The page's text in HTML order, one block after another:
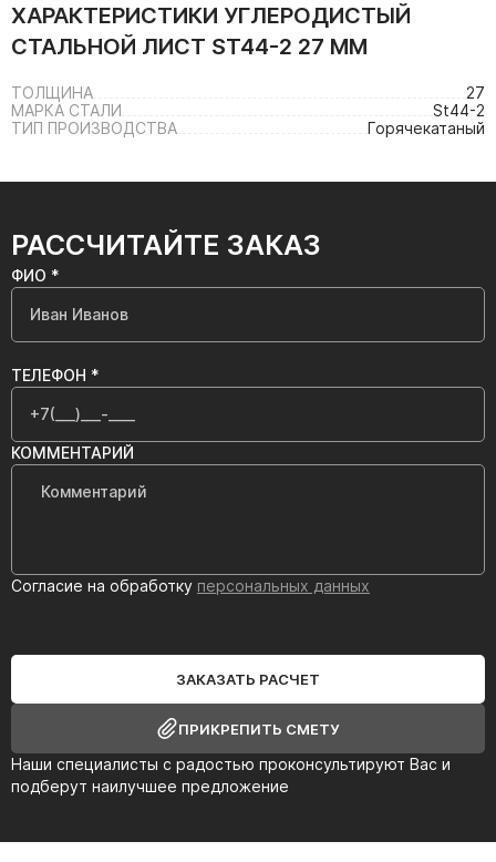
ХАРАКТЕРИСТИКИ УГЛЕРОДИСТЫЙ
СТАЛЬНОЙ ЛИСТ ST44-2 27 ММ
ТОЛЩИНА
27
МАРКА СТАЛИ
St44-2
ТИП ПРОИЗВОДСТВА
Горячекатаный
РАССЧИТАЙТЕ ЗАКАЗ
Наши специалисты с радостью проконсультируют Вас и
подберут наилучшее предложение
ФИО *
ТЕЛЕФОН *
КОММЕНТАРИЙ
Согласие на обработку персональных данных
ЗАКАЗАТЬ РАСЧЕТ
ПРИКРЕПИТЬ СМЕТУ